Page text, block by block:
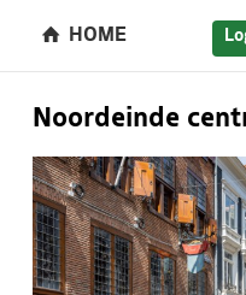
HOME
Noordeinde